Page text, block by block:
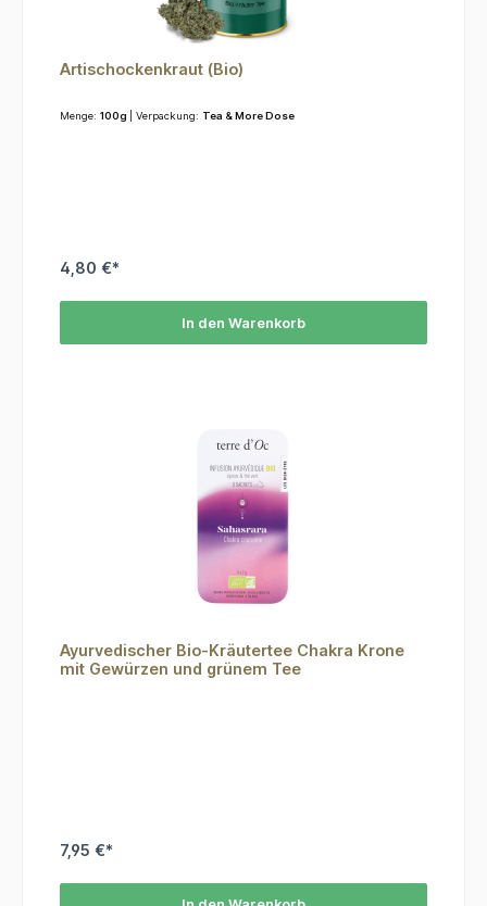
Artischockenkraut (Bio)
Menge: 100g | Verpackung: Tea & More Dose
4,80 €*
In den Warenkorb
Ayurvedischer Bio-Kräutertee Chakra Krone
mit Gewürzen und grünem Tee
7,95 €*